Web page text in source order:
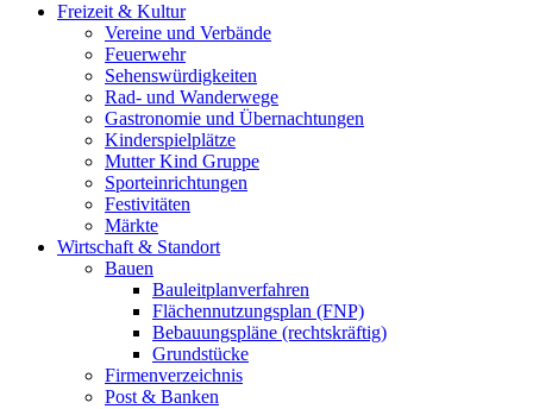
Freizeit & Kultur
Vereine und Verbände
Feuerwehr
Sehenswürdigkeiten
Rad- und Wanderwege
Gastronomie und Übernachtungen
Kinderspielplätze
Mutter Kind Gruppe
Sporteinrichtungen
Festivitäten
Märkte
Wirtschaft & Standort
Bauen
Bauleitplanverfahren
Flächennutzungsplan (FNP)
Bebauungspläne (rechtskräftig)
Grundstücke
Firmenverzeichnis
Post & Banken